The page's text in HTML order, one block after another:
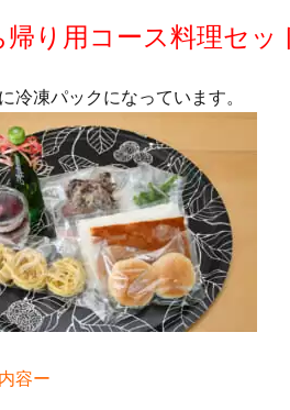
帰り用コース料理セッ
冷凍パックになっています。
容ー